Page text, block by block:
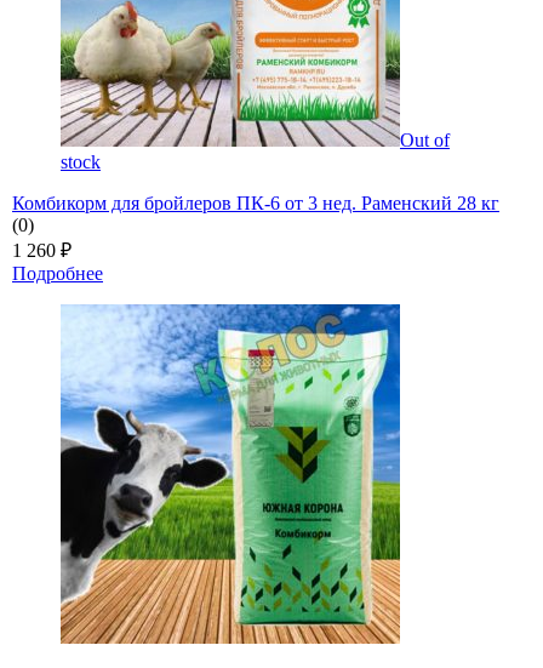
Out of
stock
Комбикорм для бройлеров ПК-6 от 3 нед. Раменский 28 кг
(0)
1 260 ₽
Подробнее